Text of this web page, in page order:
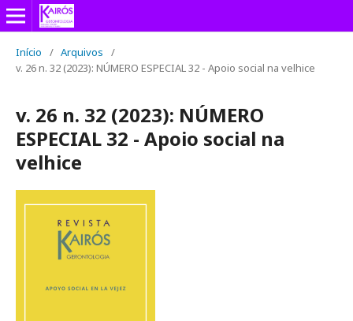
Início / Arquivos
/
v. 26 n. 32 (2023): NÚMERO ESPECIAL 32 - Apoio social na velhice
v. 26 n. 32 (2023): NÚMERO
ESPECIAL 32 - Apoio social na
velhice